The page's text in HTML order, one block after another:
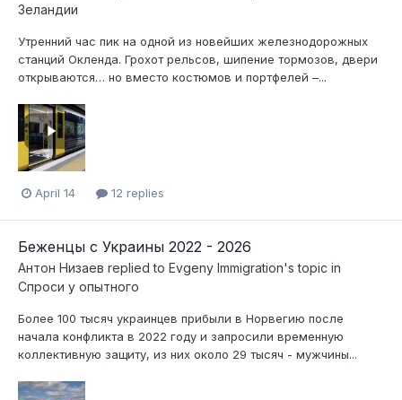
Зеландии
Утренний час пик на одной из новейших железнодорожных
станций Окленда. Грохот рельсов, шипение тормозов, двери
открываются… но вместо костюмов и портфелей –...
April 14 12 replies
Беженцы с Украины 2022 - 2026
Антон Низаев replied to Evgeny Immigration's topic in
Спроси у опытного
Более 100 тысяч украинцев прибыли в Норвегию после
начала конфликта в 2022 году и запросили временную
коллективную защиту, из них около 29 тысяч - мужчины...